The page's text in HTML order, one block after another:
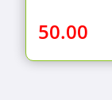
50.00